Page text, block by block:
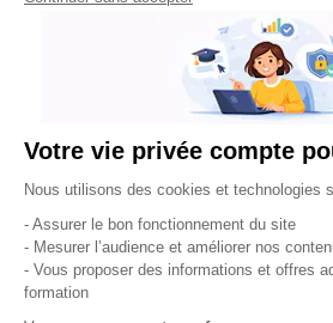
Votre vie privée compte
Plateforme de Gestion du
Nous utilisons des cookies et technologies
- Assurer le bon fonctionnement du site
- Mesurer l’audience et améliorer nos
- Vous proposer des informations et offres
formation